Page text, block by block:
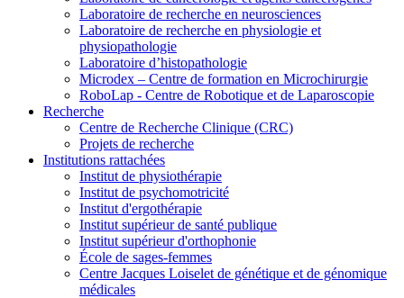
Laboratoire de recherche en neurosciences
Laboratoire de recherche en physiologie et
physiopathologie
Laboratoire d’histopathologie
Microdex – Centre de formation en Microchirurgie
RoboLap - Centre de Robotique et de Laparoscopie
Recherche
Centre de Recherche Clinique (CRC)
Projets de recherche
Institutions rattachées
Institut de physiothérapie
Institut de psychomotricité
Institut d'ergothérapie
Institut supérieur de santé publique
Institut supérieur d'orthophonie
École de sages-femmes
Centre Jacques Loiselet de génétique et de génomique
médicales